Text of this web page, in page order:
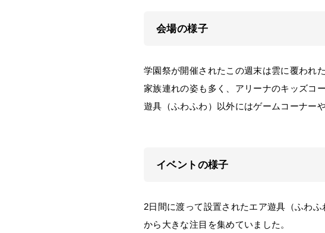
会場の様子
学園祭が開催されたこの週末は雲に覆われ
家族連れの姿も多く、アリーナのキッズコ
遊具（ふわふわ）以外にはゲームコーナー
イベントの様子
2日間に渡って設置されたエア遊具（ふわ
から大きな注目を集めていました。